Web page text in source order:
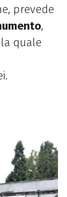
prevede
,
quale